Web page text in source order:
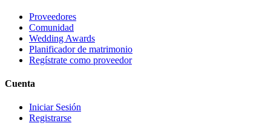
Proveedores
Comunidad
Wedding Awards
Planificador de matrimonio
Regístrate como proveedor
Cuenta
Iniciar Sesión
Registrarse